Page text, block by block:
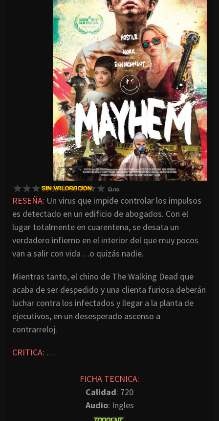
RESEÑA: Un virus que impide controlar los impulsos
es detectado en un edificio de abogados. Con el
lugar totalmente en cuarentena, se desata un
verdadero infierno en el interior del que muy pocos
van a salir con vida…o quizás nadie.
Mientras tanto, el chino de The Walking Dead que
acaba de ser despedido y una clienta furiosa deberán
luchar contra los infectados y llegar a la planta de
ejecutivos, en un desesperado ascenso a
contrarreloj.
CRITICA: …
FICHA TECNICA:
Calidad: 720
Audio: Ingles